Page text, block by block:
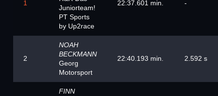
1
Juniorteam!
PT Sports
by Up2race
22:37.601 min. -
2
NOAH
BECKMANN
Georg
Motorsport
22:40.193 min. 2.592 s
FINN